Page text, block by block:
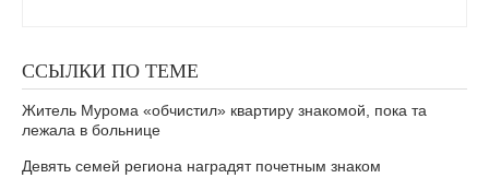
ССЫЛКИ ПО ТЕМЕ
Житель Мурома «обчистил» квартиру знакомой, пока та
лежала в больнице
Девять семей региона наградят почетным знаком